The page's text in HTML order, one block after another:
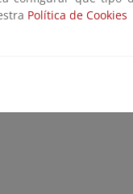
Política de Cookies